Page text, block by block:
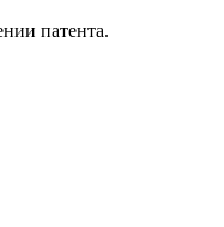
патента.